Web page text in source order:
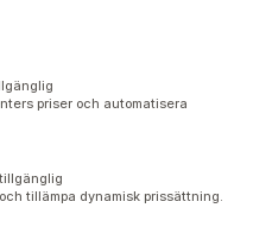
priser och automatisera
tillämpa dynamisk prissättning.